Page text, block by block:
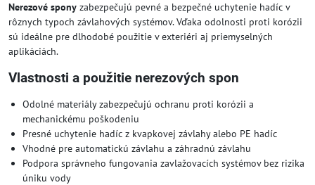
Nerezové spony zabezpečujú pevné a bezpečné uchytenie hadíc v
rôznych typoch závlahových systémov. Vďaka odolnosti proti korózii
sú ideálne pre dlhodobé použitie v exteriéri aj priemyselných
aplikáciách.
Vlastnosti a použitie nerezových spon
Odolné materiály zabezpečujú ochranu proti korózii a
mechanickému poškodeniu
Presné uchytenie hadíc z kvapkovej závlahy alebo PE hadíc
Vhodné pre automatickú závlahu a záhradnú závlahu
Podpora správneho fungovania zavlažovacích systémov bez rizika
úniku vody